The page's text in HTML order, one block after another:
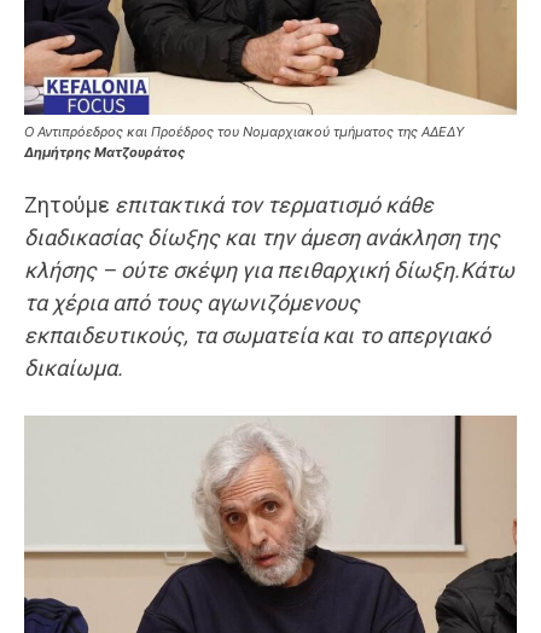
Ο Αντιπρόεδρος και Προέδρος του Νομαρχιακού τμήματος της ΑΔΕΔΥ
Δημήτρης Ματζουράτος
Ζητούμε επιτακτικά τον τερματισμό κάθε
διαδικασίας δίωξης και την άμεση ανάκληση της
κλήσης – ούτε σκέψη για πειθαρχική δίωξη.Κάτω
τα χέρια από τους αγωνιζόμενους
εκπαιδευτικούς, τα σωματεία και το απεργιακό
δικαίωμα.